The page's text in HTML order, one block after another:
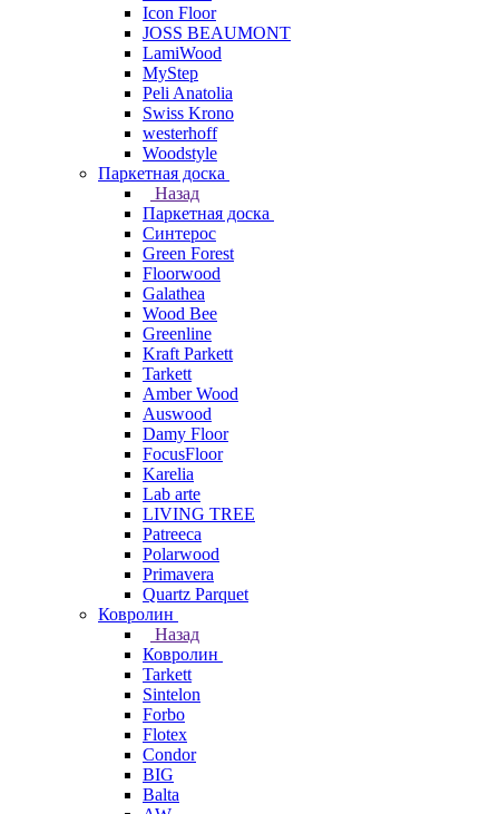
Icon Floor
JOSS BEAUMONT
LamiWood
MyStep
Peli Anatolia
Swiss Krono
westerhoff
Woodstyle
Паркетная доска
Назад
Паркетная доска
Синтерос
Green Forest
Floorwood
Galathea
Wood Bee
Greenline
Kraft Parkett
Tarkett
Amber Wood
Auswood
Damy Floor
FocusFloor
Karelia
Lab arte
LIVING TREE
Patreeca
Polarwood
Primavera
Quartz Parquet
Ковролин
Назад
Ковролин
Tarkett
Sintelon
Forbo
Flotex
Condor
BIG
Balta